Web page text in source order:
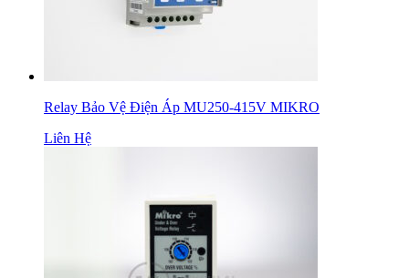
Relay Bảo Vệ Điện Áp MU250-415V MIKRO
Liên Hệ